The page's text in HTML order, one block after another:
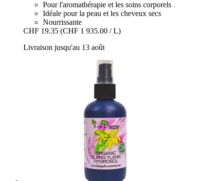
Pour l'aromathérapie et les soins corporels
Idéale pour la peau et les cheveux secs
Nourrissante
CHF 19.35 (CHF 1 935.00 / L)
Livraison jusqu'au 13 août